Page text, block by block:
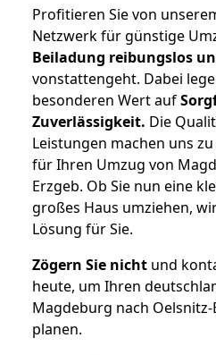
Profitieren Sie von
Netzwerk für günstige
Beiladung reibungslos
vonstattengeht. Dabei
besonderen Wert auf
Zuverlässigkeit. Die
Leistungen machen uns
für Ihren Umzug von
Erzgeb. Ob Sie nun eine
großes Haus umziehen,
Lösung für Sie.
Zögern Sie nicht und
heute, um Ihren
Magdeburg nach
planen.